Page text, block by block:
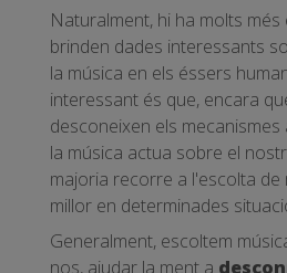
Naturalment, hi ha molts
brinden dades interessants
la música en els éssers
interessant és que, encara
desconeixen els mecanismes
la música actua sobre el
majoria recorre a l'escolta de
millor en determinades
Generalment, escoltem
nos, ajudar la ment a